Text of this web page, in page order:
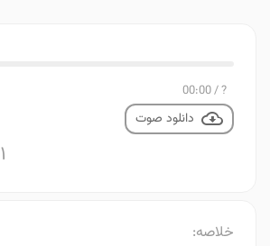
خلاصه:
?
/
00:00
دانلود صوت
1